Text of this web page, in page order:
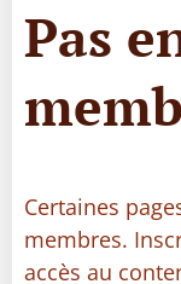
Pas
Certaines
membres.
accès au